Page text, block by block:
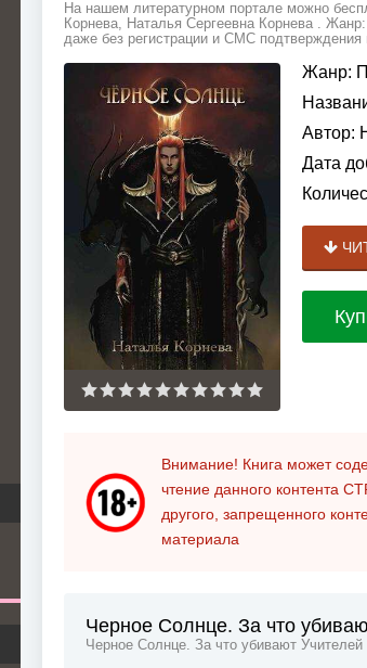
На нашем литературном портале можно
Корнева, Наталья Сергеевна Корнева .
даже без регистрации и СМС
Жанр:
Автор:
Дата
Внимание! Книга может
чтение данного контента
другого, запрещенного
материала
Черное Солнце. За что
Черное Солнце. За что убивают